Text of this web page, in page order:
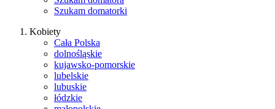
Szukam domatorki
Kobiety
Cała Polska
dolnośląskie
kujawsko-pomorskie
lubelskie
lubuskie
łódzkie